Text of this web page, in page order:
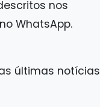
nos
WhatsApp.
últimas notícias